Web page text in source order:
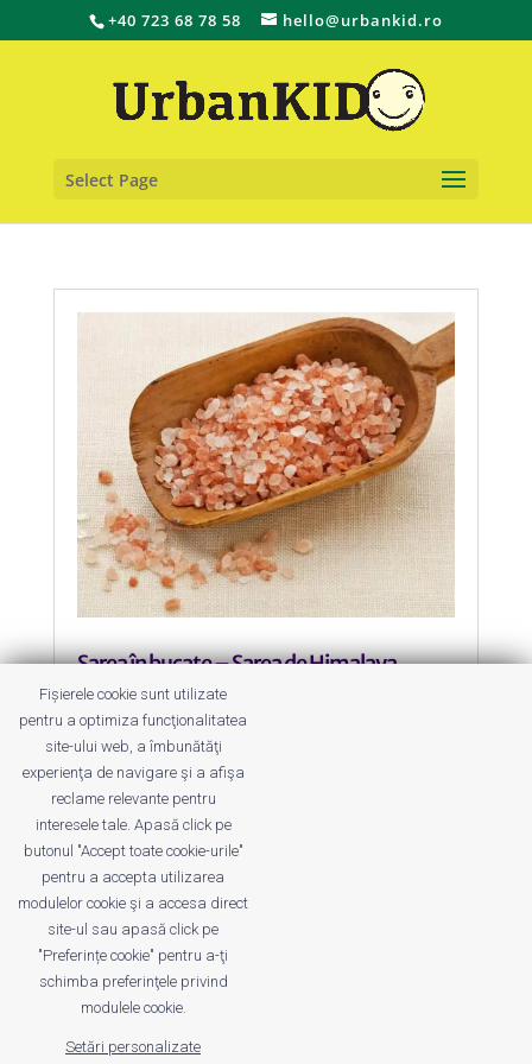
+40 723 68 78 58 hello@urbankid.ro
Select Page
Sarea în bucate – Sarea de Himalaya
byDana Dragomirescu
Sănătoasă
Sare de Himalaya – se pare că este
cea mai pură sare de pe Pământ.
Despre noi Publicitate
Privacy
© UrbanKID. Proiect dezvoltat de Dana și
Fișierele cookie sunt utilizate
pentru a optimiza funcţionalitatea
site-ului web, a îmbunătăţi
experienţa de navigare şi a afişa
reclame relevante pentru
interesele tale. Apasă click pe
butonul "Accept toate cookie-urile"
pentru a accepta utilizarea
modulelor cookie şi a accesa direct
site-ul sau apasă click pe
"Preferințe cookie" pentru a-ţi
schimba preferinţele privind
modulele cookie.
Setări personalizate